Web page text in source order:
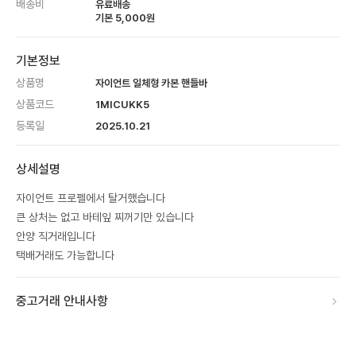
배송비
유료배송
기본 5,000원
기본정보
상품명 자이언트 일체형 카본 핸들바
상품코드 1MICUKK5
등록일 2025.10.21
상세설명
자이언트 프로펠에서 탈거했습니다
큰 상처는 없고 바테잎 찌꺼기만 있습니다
안양 직거래입니다
택배거래도 가능합니다
중고거래 안내사항